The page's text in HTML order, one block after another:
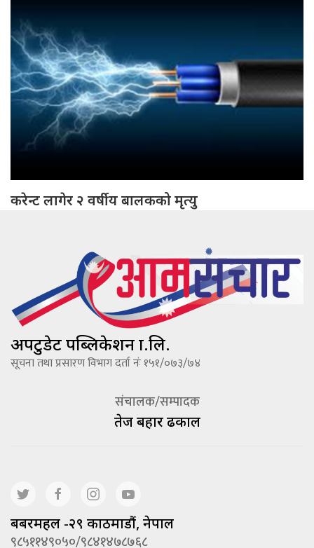
करेन्ट लागेर २ वर्षीय बालकको मृत्यु
अपटुडेट पब्लिकेशन प्रा.लि.
सूचना तथा प्रसारण विभाग दर्ता नंः १५१/०७३/७४
संचालक/सम्पादक
तेज बहादूर ढकाल
बबरमहल -२९ काठमाडौं, नेपाल
९८५११४९०५०/९८४१४७८७६८